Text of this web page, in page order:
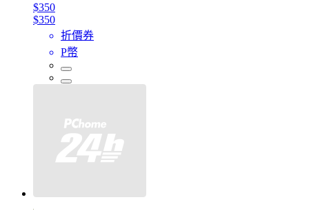
$350
$350
折價券
P幣